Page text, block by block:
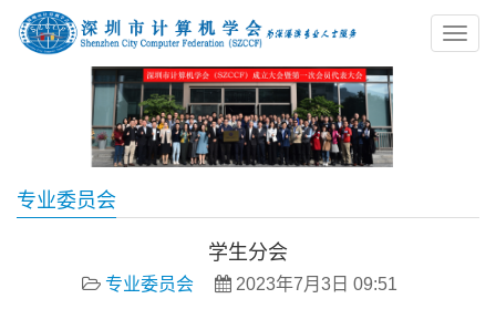
专业委员会
学生分会
专业委员会 2023年7月3日 09:51